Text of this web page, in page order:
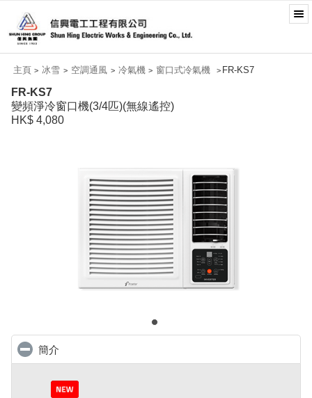
主頁 > 冰雪 > 空調通風 > 冷氣機 > 窗口式冷氣機 > FR-KS7
FR-KS7
變頻淨冷窗口機(3/4匹)(無線遙控)
HK$ 4,080
簡介